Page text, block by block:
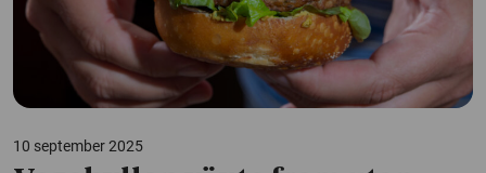
10 september 2025